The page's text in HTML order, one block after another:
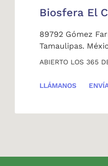
Biosfera El
89792 Gómez
Tamaulipas.
ABIERTO LOS 365
LLÁMANOS